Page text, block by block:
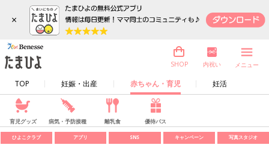
×
TOP 妊娠・出産 赤ちゃん・育児 妊活
SHOP 内祝い メニュー
育児グッズ 病気・予防接種 離乳食 優待パス
ひよこクラブ アプリ SNS キャンペーン 写真スタジオ